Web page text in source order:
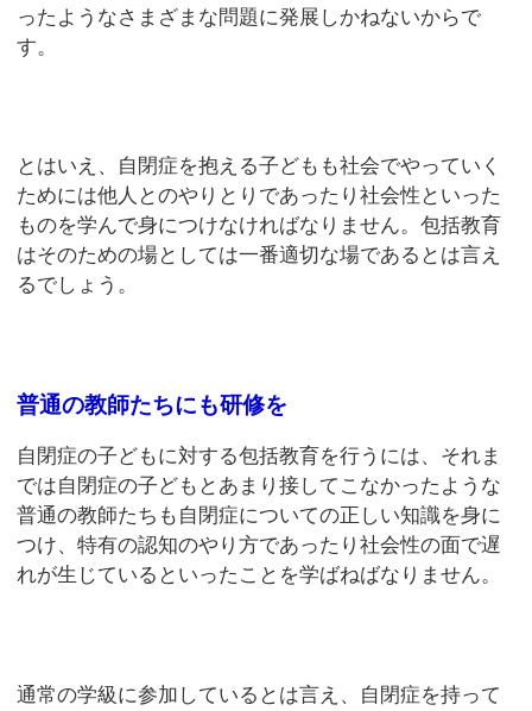
ったようなさまざまな問題に発展しかねないからで
す。
とはいえ、自閉症を抱える子どもも社会でやっていく
ためには他人とのやりとりであったり社会性といった
ものを学んで身につけなければなりません。包括教育
はそのための場としては一番適切な場であるとは言え
るでしょう。
普通の教師たちにも研修を
自閉症の子どもに対する包括教育を行うには、それま
では自閉症の子どもとあまり接してこなかったような
普通の教師たちも自閉症についての正しい知識を身に
つけ、特有の認知のやり方であったり社会性の面で遅
れが生じているといったことを学ばねばなりません。
通常の学級に参加しているとは言え、自閉症を持って